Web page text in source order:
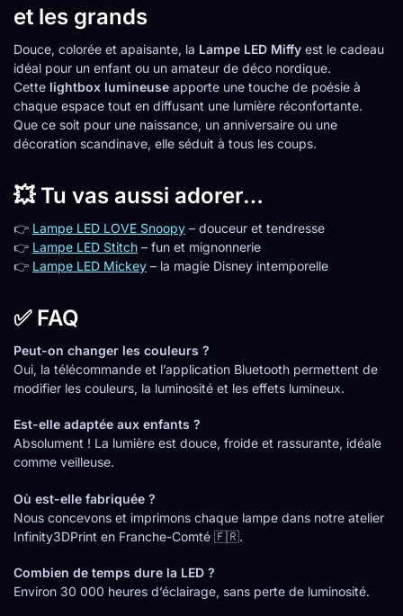
et les grands
Douce, colorée et apaisante, la Lampe LED Miffy est le cadeau
idéal pour un enfant ou un amateur de déco nordique.
Cette lightbox lumineuse apporte une touche de poésie à
chaque espace tout en diffusant une lumière réconfortante.
Que ce soit pour une naissance, un anniversaire ou une
décoration scandinave, elle séduit à tous les coups.
💥 Tu vas aussi adorer…
👉 Lampe LED LOVE Snoopy – douceur et tendresse
👉 Lampe LED Stitch – fun et mignonnerie
👉 Lampe LED Mickey – la magie Disney intemporelle
✅ FAQ
Peut-on changer les couleurs ?
Oui, la télécommande et l’application Bluetooth permettent de
modifier les couleurs, la luminosité et les effets lumineux.
Est-elle adaptée aux enfants ?
Absolument ! La lumière est douce, froide et rassurante, idéale
comme veilleuse.
Où est-elle fabriquée ?
Nous concevons et imprimons chaque lampe dans notre atelier
Infinity3DPrint en Franche-Comté 🇫🇷.
Combien de temps dure la LED ?
Environ 30 000 heures d’éclairage, sans perte de luminosité.